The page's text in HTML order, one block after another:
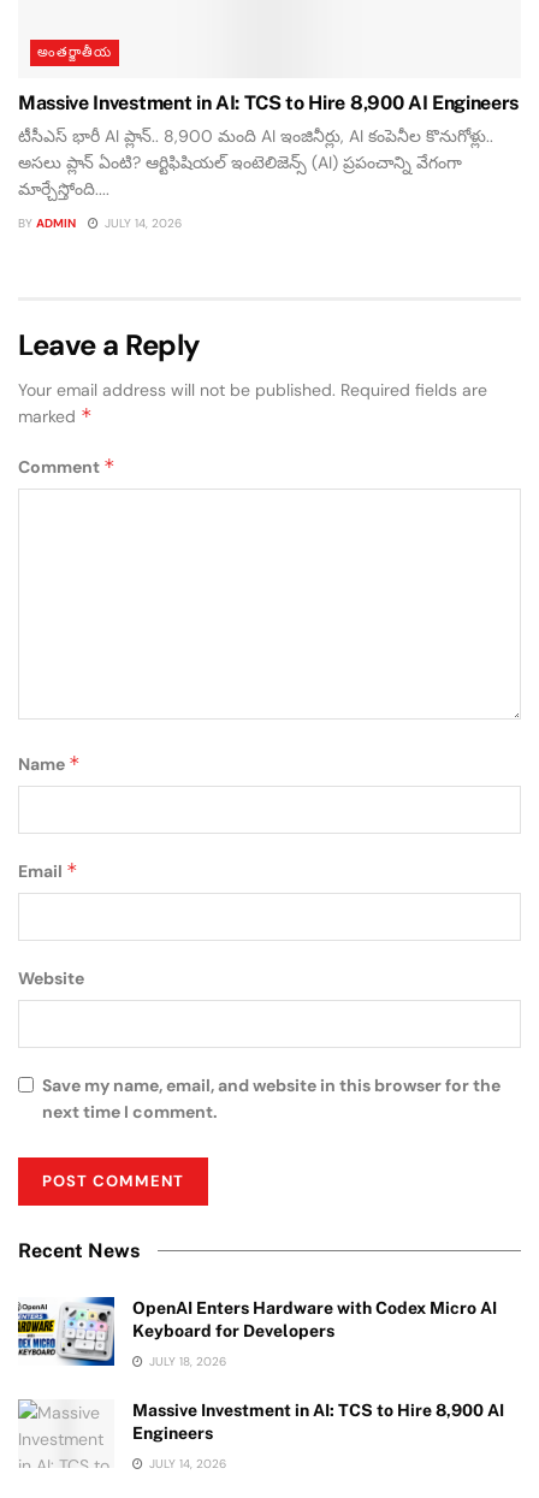
అంతర్జాతీయ
Massive Investment in AI: TCS to Hire 8,900 AI Engineers
టీసీఎస్ భారీ AI ప్లాన్.. 8,900 మంది AI ఇంజినీర్లు, AI కంపెనీల కొనుగోళ్లు..
అసలు ప్లాన్ ఏంటి? ఆర్టిఫిషియల్ ఇంటెలిజెన్స్ (AI) ప్రపంచాన్ని వేగంగా
మార్చేస్తోంది....
BY ADMIN JULY 14, 2026
Leave a Reply
Your email address will not be published. Required fields are
marked *
Comment *
Name *
Email *
Website
Save my name, email, and website in this browser for the
next time I comment.
Recent News
OpenAI Enters Hardware with Codex Micro AI
Keyboard for Developers
JULY 18, 2026
Massive Investment in AI: TCS to Hire 8,900 AI
Engineers
JULY 14, 2026